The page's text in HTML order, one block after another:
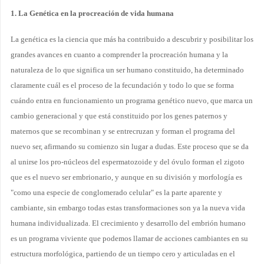
1. La Genética en la procreación de vida humana
La genética es la ciencia que más ha contribuido a descubrir y posibilitar los
grandes avances en cuanto a comprender la procreación humana y la
naturaleza de lo que significa un ser humano constituido, ha determinado
claramente cuál es el proceso de la fecundación y todo lo que se forma
cuándo entra en funcionamiento un programa genético nuevo, que marca un
cambio generacional y que está constituido por los genes paternos y
maternos que se recombinan y se entrecruzan y forman el programa del
nuevo ser, afirmando su comienzo sin lugar a dudas. Este proceso que se da
al unirse los pro-núcleos del espermatozoide y del óvulo forman el zigoto
que es el nuevo ser embrionario, y aunque en su división y morfología es
"como una especie de conglomerado celular" es la parte aparente y
cambiante, sin embargo todas estas transformaciones son ya la nueva vida
humana individualizada. El crecimiento y desarrollo del embrión humano
es un programa viviente que podemos llamar de acciones cambiantes en su
estructura morfológica, partiendo de un tiempo cero y articuladas en el